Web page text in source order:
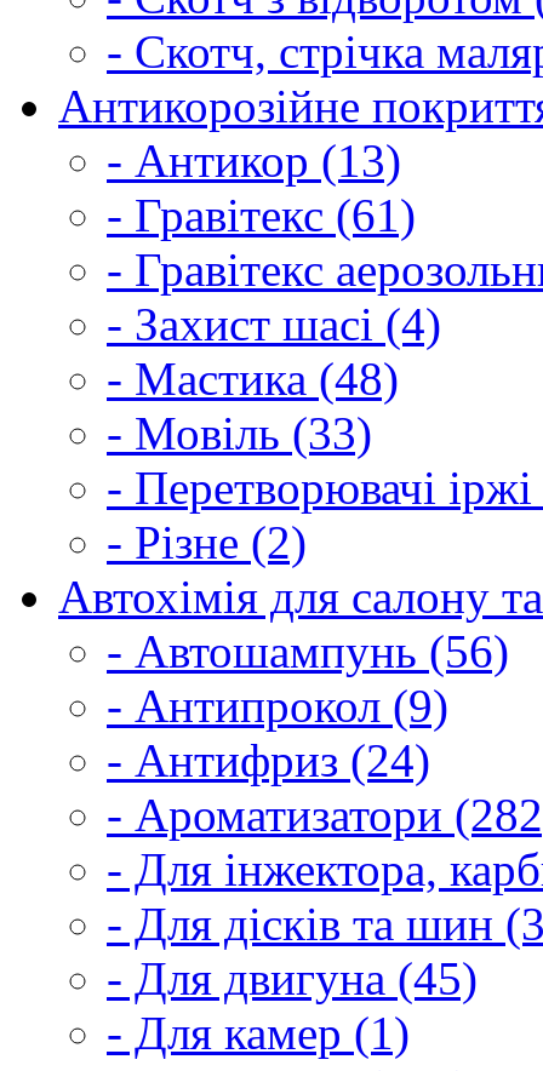
- Скотч, стрічка
Антикорозійне
- Антикор (13)
- Гравітекс (61)
- Гравітекс
- Захист шасі (4)
- Мастика (48)
- Мовіль (33)
- Перетворювачі
- Різне (2)
Автохімія для салону
- Автошампунь (56)
- Антипрокол (9)
- Антифриз (24)
- Ароматизатори
- Для інжектора,
- Для дісків та шин
- Для двигуна (45)
- Для камер (1)